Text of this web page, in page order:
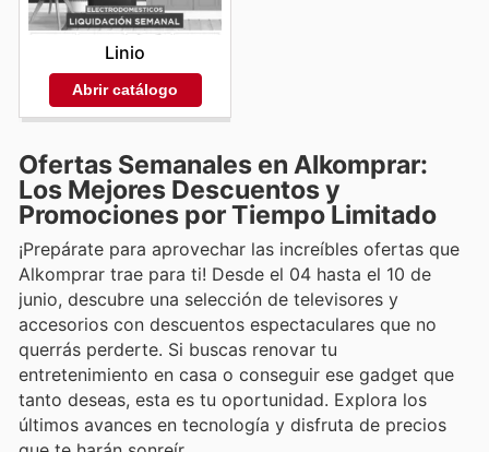
Linio
Abrir catálogo
Ofertas Semanales en Alkomprar:
Los Mejores Descuentos y
Promociones por Tiempo Limitado
¡Prepárate para aprovechar las increíbles ofertas que
Alkomprar trae para ti! Desde el 04 hasta el 10 de
junio, descubre una selección de televisores y
accesorios con descuentos espectaculares que no
querrás perderte. Si buscas renovar tu
entretenimiento en casa o conseguir ese gadget que
tanto deseas, esta es tu oportunidad. Explora los
últimos avances en tecnología y disfruta de precios